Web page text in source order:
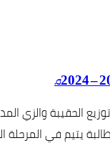
الحقيبة